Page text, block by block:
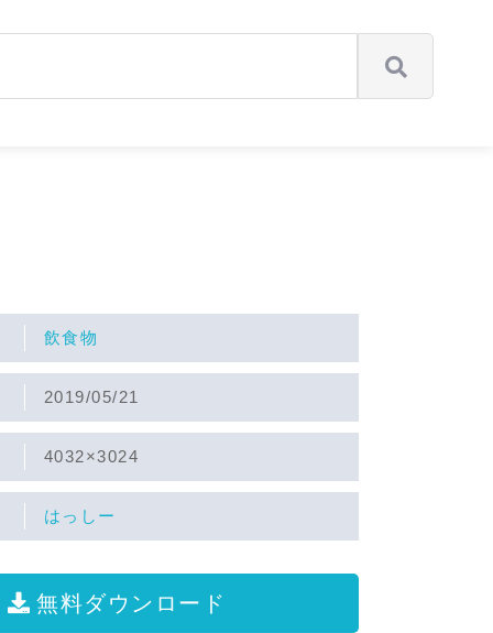
飲食物
2019/05/21
4032×3024
はっしー
無料ダウンロード